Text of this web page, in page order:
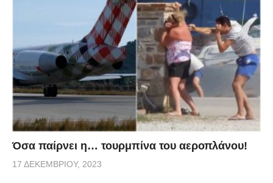
Όσα παίρνει η… τουρμπίνα του αεροπλάνου!
17 ΔΕΚΕΜΒΡΊΟΥ, 2023